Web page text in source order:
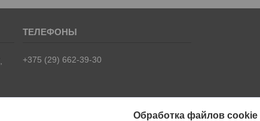
+375 (29) 662-39-30
Обработка файлов cookie